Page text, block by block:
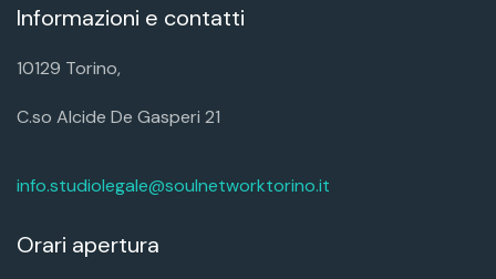
Informazioni e contatti
10129 Torino,
C.so Alcide De Gasperi 21
info.studiolegale@soulnetworktorino.it
Orari apertura